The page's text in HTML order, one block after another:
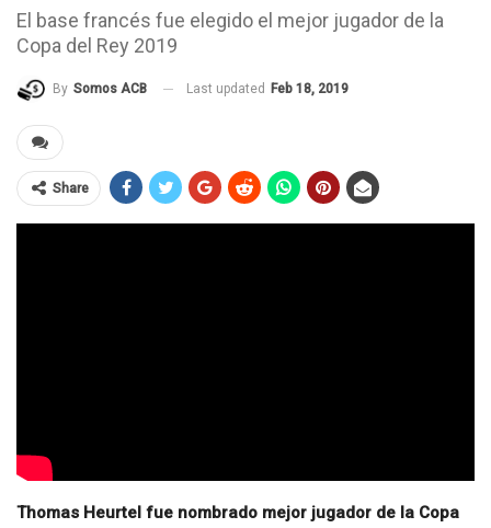
El base francés fue elegido el mejor jugador de la
Copa del Rey 2019
By Somos ACB Last updated Feb 18, 2019
Share
Thomas Heurtel fue nombrado mejor jugador de la Copa